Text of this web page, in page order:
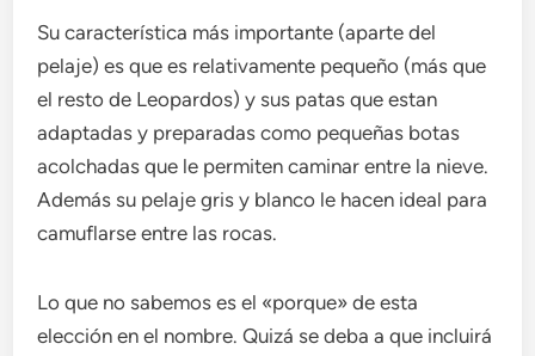
Su característica más importante (aparte del
pelaje) es que es relativamente pequeño (más que
el resto de Leopardos) y sus patas que estan
adaptadas y preparadas como pequeñas botas
acolchadas que le permiten caminar entre la nieve.
Además su pelaje gris y blanco le hacen ideal para
camuflarse entre las rocas.
Lo que no sabemos es el «porque» de esta
elección en el nombre. Quizá se deba a que incluirá